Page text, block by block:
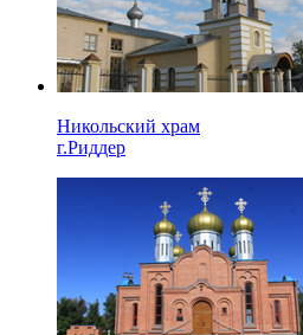
Никольский храм
г.Риддер